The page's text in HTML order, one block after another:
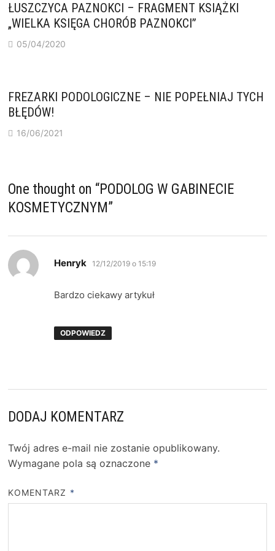
ŁUSZCZYCA PAZNOKCI – FRAGMENT KSIĄŻKI
„WIELKA KSIĘGA CHORÓB PAZNOKCI”
05/04/2020
FREZARKI PODOLOGICZNE – NIE POPEŁNIAJ TYCH
BŁĘDÓW!
16/06/2021
One thought on “PODOLOG W GABINECIE
KOSMETYCZNYM”
Henryk pisze:
12/12/2019 o 15:19
Bardzo ciekawy artykuł
ODPOWIEDZ
DODAJ KOMENTARZ
Twój adres e-mail nie zostanie opublikowany.
Wymagane pola są oznaczone *
KOMENTARZ *